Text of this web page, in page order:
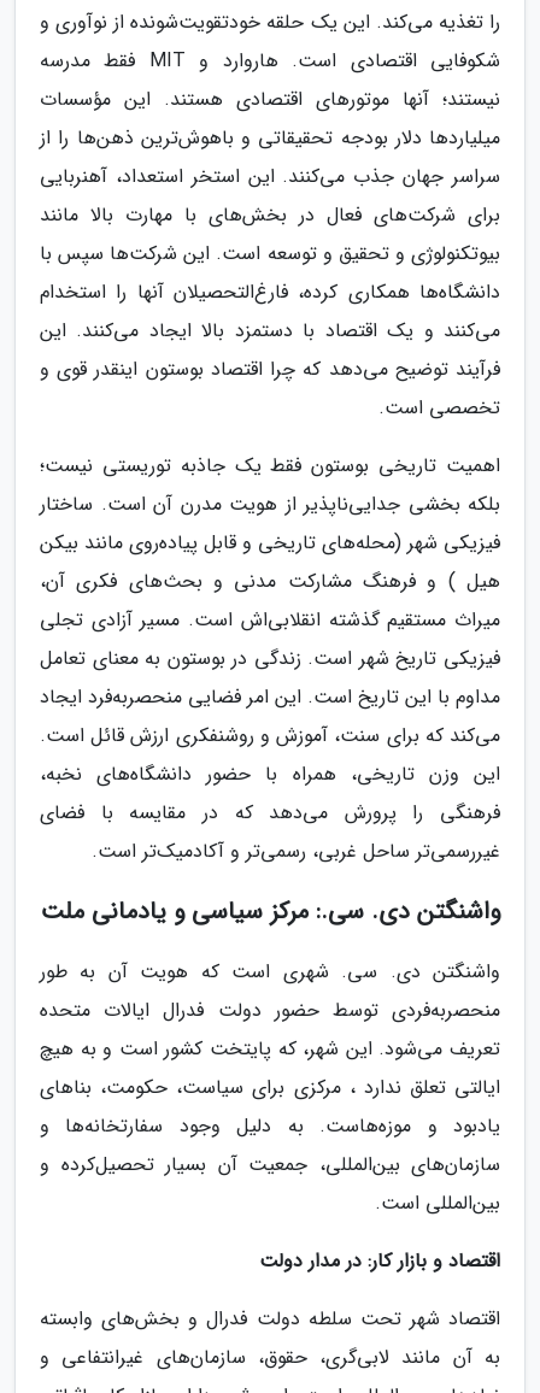
را تغذیه می‌کند. این یک حلقه خودتقویت‌شونده از نوآوری و
شکوفایی اقتصادی است. هاروارد و MIT فقط مدرسه
نیستند؛ آنها موتورهای اقتصادی هستند. این مؤسسات
میلیاردها دلار بودجه تحقیقاتی و باهوش‌ترین ذهن‌ها را از
سراسر جهان جذب می‌کنند. این استخر استعداد، آهنربایی
برای شرکت‌های فعال در بخش‌های با مهارت بالا مانند
بیوتکنولوژی و تحقیق و توسعه است. این شرکت‌ها سپس با
دانشگاه‌ها همکاری کرده، فارغ‌التحصیلان آنها را استخدام
می‌کنند و یک اقتصاد با دستمزد بالا ایجاد می‌کنند. این
فرآیند توضیح می‌دهد که چرا اقتصاد بوستون اینقدر قوی و
تخصصی است.
اهمیت تاریخی بوستون فقط یک جاذبه توریستی نیست؛
بلکه بخشی جدایی‌ناپذیر از هویت مدرن آن است. ساختار
فیزیکی شهر (محله‌های تاریخی و قابل پیاده‌روی مانند بیکن
هیل ) و فرهنگ مشارکت مدنی و بحث‌های فکری آن،
میراث مستقیم گذشته انقلابی‌اش است. مسیر آزادی تجلی
فیزیکی تاریخ شهر است. زندگی در بوستون به معنای تعامل
مداوم با این تاریخ است. این امر فضایی منحصربه‌فرد ایجاد
می‌کند که برای سنت، آموزش و روشنفکری ارزش قائل است.
این وزن تاریخی، همراه با حضور دانشگاه‌های نخبه،
فرهنگی را پرورش می‌دهد که در مقایسه با فضای
غیررسمی‌تر ساحل غربی، رسمی‌تر و آکادمیک‌تر است.
واشنگتن دی. سی.: مرکز سیاسی و یادمانی ملت
واشنگتن دی. سی. شهری است که هویت آن به طور
منحصربه‌فردی توسط حضور دولت فدرال ایالات متحده
تعریف می‌شود. این شهر، که پایتخت کشور است و به هیچ
ایالتی تعلق ندارد ، مرکزی برای سیاست، حکومت، بناهای
یادبود و موزه‌هاست. به دلیل وجود سفارتخانه‌ها و
سازمان‌های بین‌المللی، جمعیت آن بسیار تحصیل‌کرده و
بین‌المللی است.
اقتصاد و بازار کار: در مدار دولت
اقتصاد شهر تحت سلطه دولت فدرال و بخش‌های وابسته
به آن مانند لابی‌گری، حقوق، سازمان‌های غیرانتفاعی و